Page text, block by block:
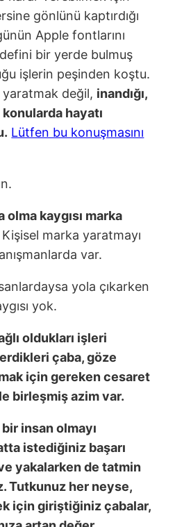
gönlünü kaptırdığı
Apple fontlarını
bir yerde bulmuş
işlerin peşinden koştu.
yaratmak değil, inandığı,
konularda hayatı
Lütfen bu konuşmasını
kaygısı marka
Kişisel marka yaratmayı
var.
yola çıkarken
yok.
ğlı oldukları işleri
çaba, göze
için gereken cesaret
birleşmişazim var.
insan olmayı
istediğiniz başarı
yakalarken de tatmin
Tutkunuz her neyse,
için giriştiğiniz çabalar,